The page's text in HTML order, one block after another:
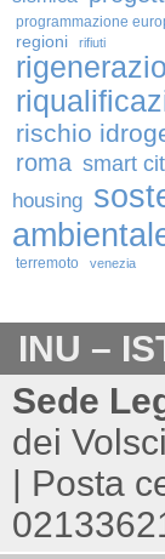
programmazione
regioni rifiuti
rischio
roma smart
housing
terremoto venezia
INU –
Sede
dei
| Posta